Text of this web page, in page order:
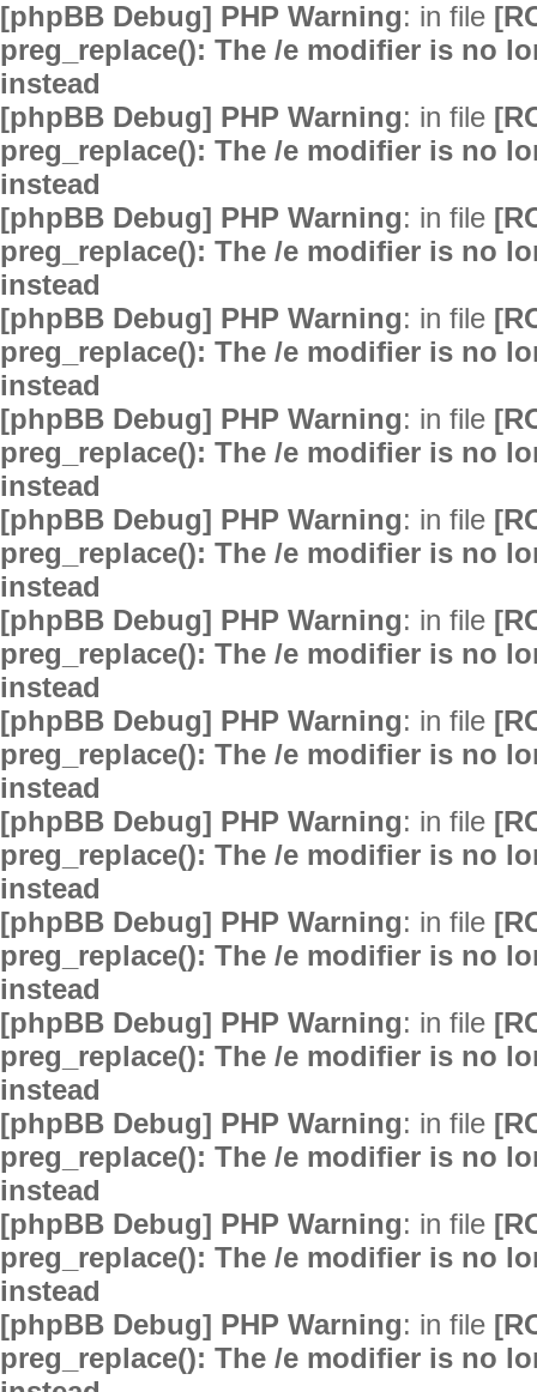
[phpBB Debug] PHP Warning: in file
preg_replace(): The /e modifier is no
instead
[phpBB Debug] PHP Warning: in file
preg_replace(): The /e modifier is no
instead
[phpBB Debug] PHP Warning: in file
preg_replace(): The /e modifier is no
instead
[phpBB Debug] PHP Warning: in file
preg_replace(): The /e modifier is no
instead
[phpBB Debug] PHP Warning: in file
preg_replace(): The /e modifier is no
instead
[phpBB Debug] PHP Warning: in file
preg_replace(): The /e modifier is no
instead
[phpBB Debug] PHP Warning: in file
preg_replace(): The /e modifier is no
instead
[phpBB Debug] PHP Warning: in file
preg_replace(): The /e modifier is no
instead
[phpBB Debug] PHP Warning: in file
preg_replace(): The /e modifier is no
instead
[phpBB Debug] PHP Warning: in file
preg_replace(): The /e modifier is no
instead
[phpBB Debug] PHP Warning: in file
preg_replace(): The /e modifier is no
instead
[phpBB Debug] PHP Warning: in file
preg_replace(): The /e modifier is no
instead
[phpBB Debug] PHP Warning: in file
preg_replace(): The /e modifier is no
instead
[phpBB Debug] PHP Warning: in file
preg_replace(): The /e modifier is no